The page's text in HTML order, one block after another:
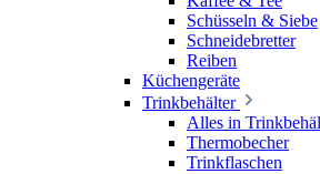
Schüsseln & Siebe
Schneidebretter
Reiben
Küchengeräte
Trinkbehälter
Alles in
Thermobecher
Trinkflaschen